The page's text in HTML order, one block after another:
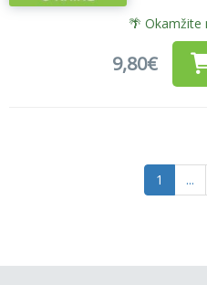
🌴 Okamžite
9,80€
1 ...